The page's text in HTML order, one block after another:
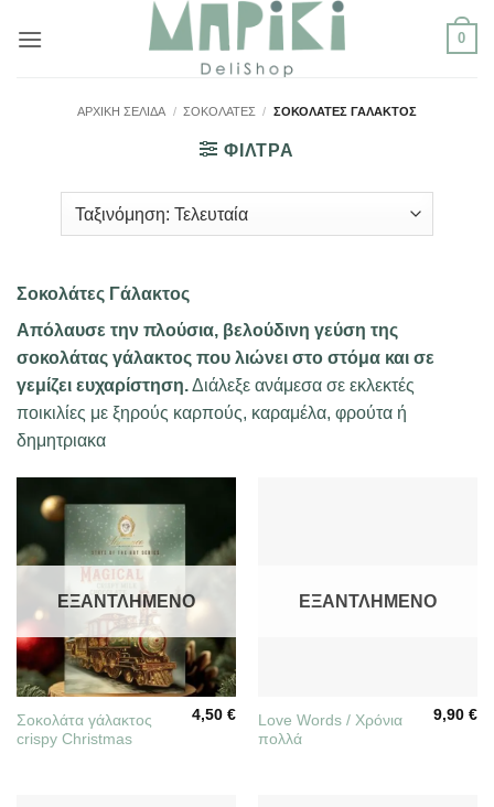
στο
0
ΑΡΧΙΚΉ ΣΕΛΊΔΑ / ΣΟΚΟΛΆΤΕΣ / ΣΟΚΟΛΆΤΕΣ ΓΆΛΑΚΤΟΣ
ΦΙΛΤΡΑ
Σοκολάτες Γάλακτος
Απόλαυσε την πλούσια, βελούδινη γεύση της
σοκολάτας γάλακτος που λιώνει στο στόμα και σε
γεμίζει ευχαρίστηση.Διάλεξε ανάμεσα σε εκλεκτές
ποικιλίες με ξηρούς καρπούς, καραμέλα, φρούτα ή
δημητριακα
ΕΞΑΝΤΛΗΜΈΝΟ
Σοκολάτα γάλακτος
crispy Christmas
4,50€
ΕΞΑΝΤΛΗΜΈΝΟ
Love Words / Χρόνια
πολλά
9,90€